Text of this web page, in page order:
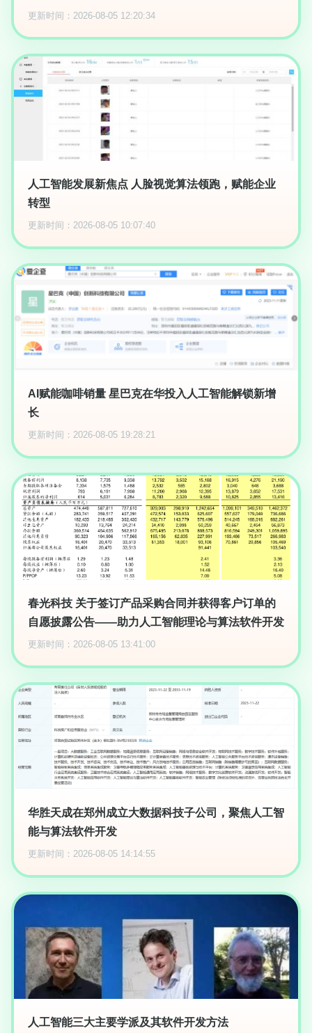
更新时间：2026-08-05 12:20:34
人工智能发展新焦点 人脸视觉算法领跑，赋能企业
转型
更新时间：2026-08-05 10:07:40
AI赋能咖啡销量 星巴克在华投入人工智能解锁新增
长
更新时间：2026-08-05 19:28:21
春光科技 关于签订产品采购合同并获得客户订单的
自愿披露公告——助力人工智能理论与算法软件开发
更新时间：2026-08-05 13:41:00
华胜天成在郑州成立大数据科技子公司，聚焦人工智
能与算法软件开发
更新时间：2026-08-05 14:14:55
人工智能三大主要学派及其软件开发方法